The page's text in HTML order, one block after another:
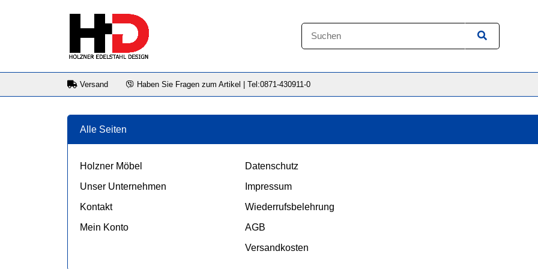
Versand Haben Sie Fragen zum Artikel | Tel:0871-430911-0
Alle Seiten
Holzner Möbel
Unser Unternehmen
Kontakt
Mein Konto
Datenschutz
Impressum
Wiederrufsbelehrung
AGB
Versandkosten